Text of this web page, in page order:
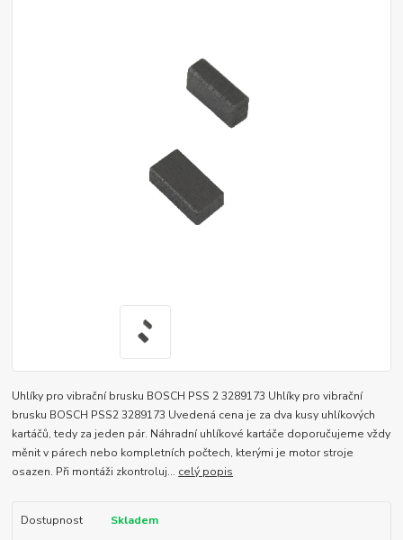
Uhlíky pro vibrační brusku BOSCH PSS 2 3289173 Uhlíky pro vibrační
brusku BOSCH PSS2 3289173 Uvedená cena je za dva kusy uhlíkových
kartáčů, tedy za jeden pár. Náhradní uhlíkové kartáče doporučujeme vždy
měnit v párech nebo kompletních počtech, kterými je motor stroje
osazen. Při montáži zkontroluj... celý popis
Dostupnost Skladem